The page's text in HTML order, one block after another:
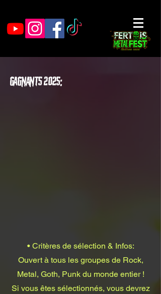
Gagnants 2025:
• Critères de sélection & Infos:
Ouvert à tous les groupes de Rock,
Metal, Goth, Punk du monde entier !
Si vous êtes sélectionnés, vous devrez